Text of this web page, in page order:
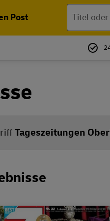
Post
Tageszeitungen